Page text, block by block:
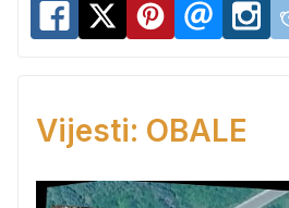
Vijesti: OBALE